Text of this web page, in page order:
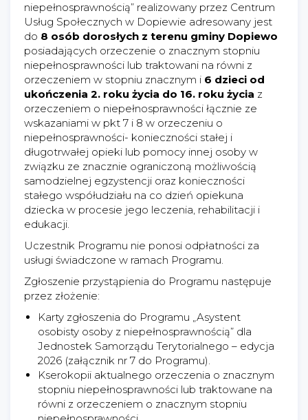
niepełnosprawnością” realizowany przez Centrum
Usług Społecznych w Dopiewie adresowany jest
do 8 osób dorosłych z terenu gminy Dopiewo
posiadających orzeczenie o znacznym stopniu
niepełnosprawności lub traktowani na równi z
orzeczeniem w stopniu znacznym i 6 dzieci od
ukończenia 2. roku życia do 16. roku życia z
orzeczeniem o niepełnosprawności łącznie ze
wskazaniami w pkt 7 i 8 w orzeczeniu o
niepełnosprawności- konieczności stałej i
długotrwałej opieki lub pomocy innej osoby w
związku ze znacznie ograniczoną możliwością
samodzielnej egzystencji oraz konieczności
stałego współudziału na co dzień opiekuna
dziecka w procesie jego leczenia, rehabilitacji i
edukacji.
Uczestnik Programu nie ponosi odpłatności za
usługi świadczone w ramach Programu.
Zgłoszenie przystąpienia do Programu następuje
przez złożenie:
Karty zgłoszenia do Programu „Asystent
osobisty osoby z niepełnosprawnością” dla
Jednostek Samorządu Terytorialnego – edycja
2026 (załącznik nr 7 do Programu).
Kserokopii aktualnego orzeczenia o znacznym
stopniu niepełnosprawności lub traktowane na
równi z orzeczeniem o znacznym stopniu